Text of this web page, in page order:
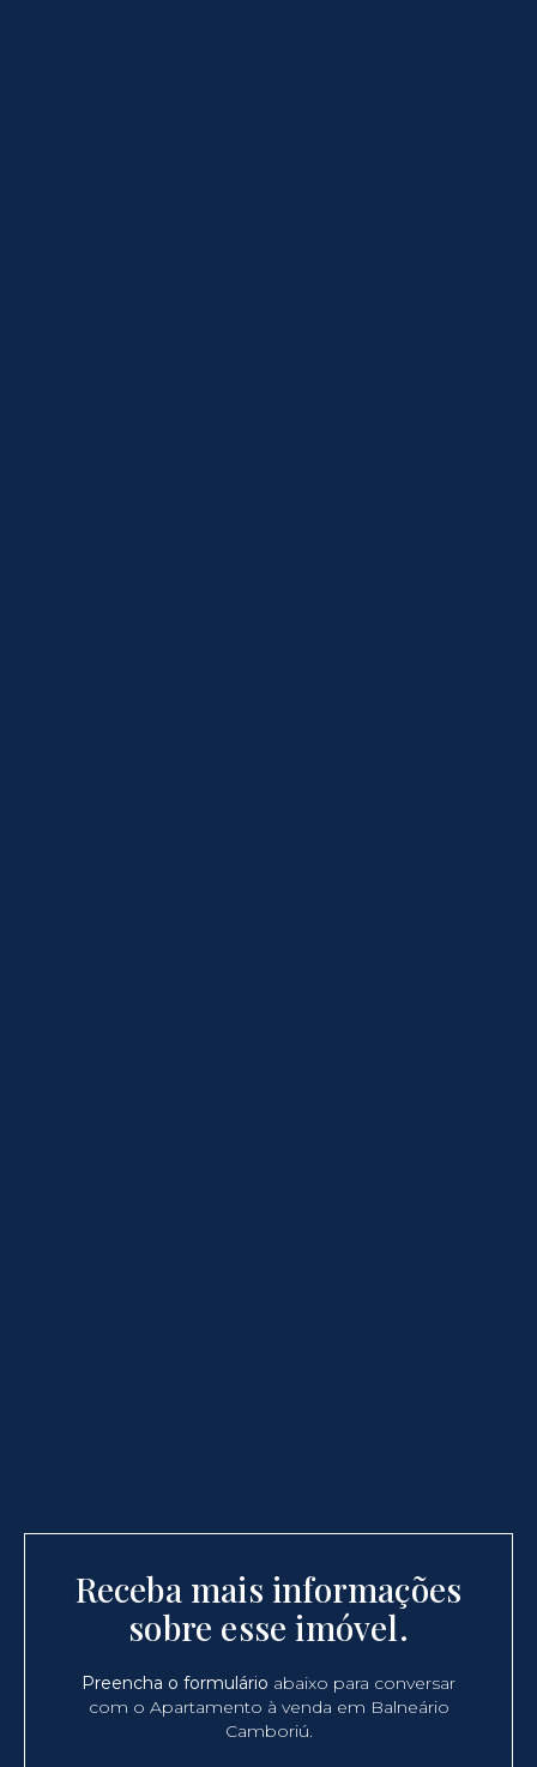
Receba mais informações
sobre esse imóvel.
Preencha o formulário abaixo para conversar
com o Apartamento à venda em Balneário
Camboriú.